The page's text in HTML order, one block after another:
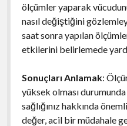
ölçümler yaparak
nasıl değiştiğini
saat sonra yapılan
etkilerini belirlemede
Sonuçları Anlamak:
yüksek olması
sağlığınız hakkında
değer, acil bir müdahale